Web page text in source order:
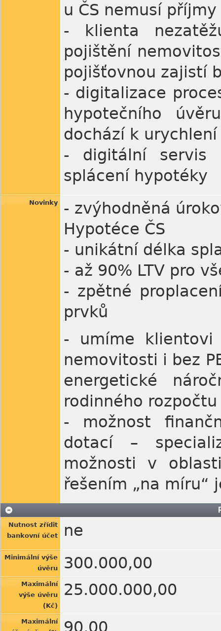
u ČS nemusí
- klienta
pojištění
pojišťovnou zajistí
- digitalizace
hypotečního
dochází k
- digitální servis
splácení hypotéky
Novinky
- zvýhodněná
Hypotéce ČS
- unikátní délka
- až 90% LTV pro
- zpětné
prvků
- umíme klientovi
nemovitosti i bez
energetické
rodinného rozpočtu
- možnost
dotací –
možnosti v
řešením „na míru“
Nutnost zřídit
bankovní účet
ne
Minimální výše
úvěru
300.000,00
Maximální
výše úvěru
(Kč)
25.000.000,00
Maximální
90,00